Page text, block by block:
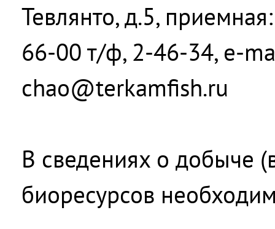
Тевлянто, д.5,
66-00 т/ф, 2-46-34, e-
chao@terkamfish.ru
В сведениях о добыче
биоресурсов